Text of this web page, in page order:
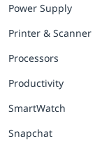
Power Supply
Printer & Scanner
Processors
Productivity
SmartWatch
Snapchat